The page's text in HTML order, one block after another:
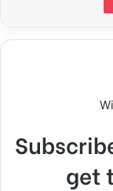
get